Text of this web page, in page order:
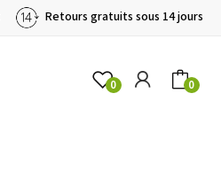
Retours gratuits sous 14 jours
0 0